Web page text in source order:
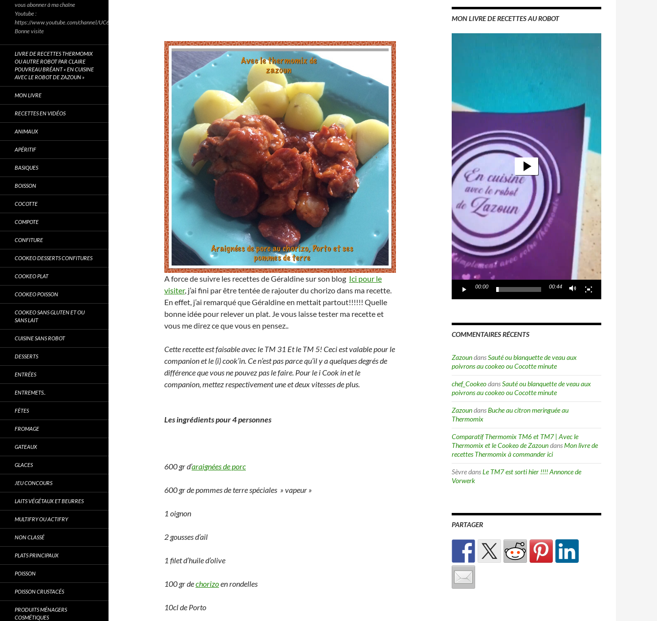
A force de suivre les recettes de Géraldine sur son blog Ici pour le
visiter, j’ai fini par être tentée de rajouter du chorizo dans ma recette.
En effet, j’ai remarqué que Géraldine en mettait partout!!!!!! Quelle
bonne idée pour relever un plat. Je vous laisse tester ma recette et
vous me direz ce que vous en pensez..
Cette recette est faisable avec le TM 31 Et le TM 5! Ceci est valable pour le
companion et le (i) cook’in. Ce n’est pas parce qu’il y a quelques degrés de
différence que vous ne pouvez pas le faire. Pour le i Cook in et le
companion, mettez respectivement une et deux vitesses de plus.
Les ingrédients pour 4 personnes
600 gr d’araignées de porc
600 gr de pommes de terre spéciales » vapeur »
1 oignon
2 gousses d’ail
1 filet d’huile d’olive
100 gr dechorizoen rondelles
10cl de Porto
MON LIVRE DE RECETTES AU ROBOT
00:00 00:44
COMMENTAIRES RÉCENTS
ZazoundansSauté ou blanquette de veau aux
poivrons au cookeo ou Cocotte minute
chef_CookeodansSauté ou blanquette de veau aux
poivrons au cookeo ou Cocotte minute
ZazoundansBuche au citron meringuée au
Thermomix
Comparatif Thermomix TM6 et TM7 | Avec le
Thermomix et le Cookeo de ZazoundansMon livre de
recettes Thermomix à commander ici
SèvredansLe TM7 est sorti hier !!!! Annonce de
Vorwerk
PARTAGER
vous abonner à ma chaîne
Youtube :
https://www.youtube.com/channel/UC6Pa6dF808fmGjZ5MMlrtaA
Bonne visite
LIVRE DE RECETTES THERMOMIX
OU AUTRE ROBOT PAR CLAIRE
POUVREAU BRÉANT « EN CUISINE
AVEC LE ROBOT DE ZAZOUN »
MON LIVRE
RECETTES EN VIDÉOS
ANIMAUX
APÉRITIF
BASIQUES
BOISSON
COCOTTE
COMPOTE
CONFITURE
COOKEO DESSERTS CONFITURES
COOKEO PLAT
COOKEO POISSON
COOKEO SANS GLUTEN ET OU
SANS LAIT
CUISINE SANS ROBOT
DESSERTS
ENTRÉES
ENTREMETS..
FÊTES
FROMAGE
GATEAUX
GLACES
JEU CONCOURS
LAITS VÉGÉTAUX ET BEURRES
MULTIFRY OU ACTIFRY
NON CLASSÉ
PLATS PRINCIPAUX
POISSON
POISSON CRUSTACÉS
PRODUITS MÉNAGERS
COSMÉTIQUES